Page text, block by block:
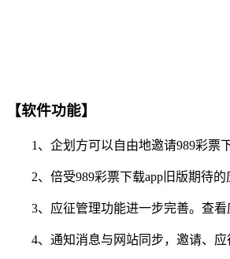
【软件功能】
1、企划方可以自由地邀请989彩票下
2、倍受989彩票下载app旧版期待的
3、应征管理功能进一步完善。查看
4、通知消息与网站同步，邀请、应